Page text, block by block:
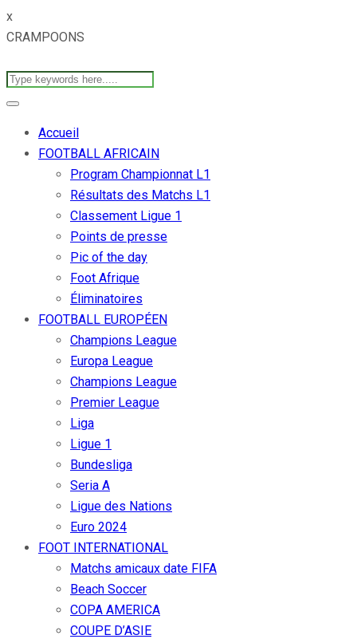
x
CRAMPOONS
Accueil
FOOTBALL AFRICAIN
Program Championnat L1
Résultats des Matchs L1
Classement Ligue 1
Points de presse
Pic of the day
Foot Afrique
Éliminatoires
FOOTBALL EUROPÉEN
Champions League
Europa League
Champions League
Premier League
Liga
Ligue 1
Bundesliga
Seria A
Ligue des Nations
Euro 2024
FOOT INTERNATIONAL
Matchs amicaux date FIFA
Beach Soccer
COPA AMERICA
COUPE D’ASIE